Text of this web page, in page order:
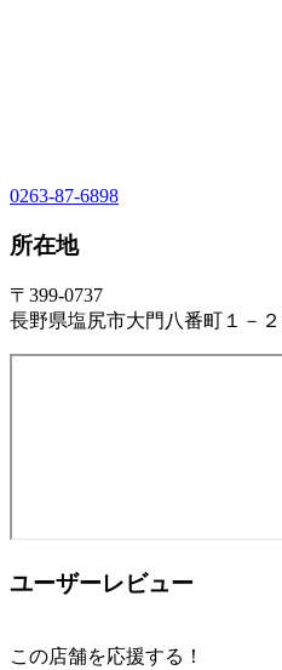
0263-87-6898
所在地
〒399-0737
長野県塩尻市大門八番町１－２
ユーザーレビュー
この店舗を応援する！